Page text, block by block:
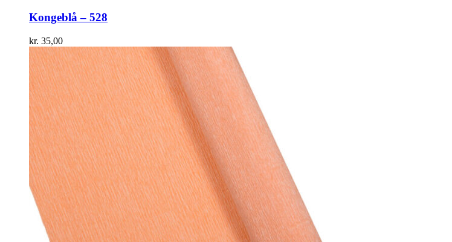
Kongeblå – 528
kr. 35,00